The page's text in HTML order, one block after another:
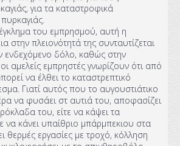
για τα καταστροφικά
του εμπρησμού, αυτή η
στην πλειονότητά της συνταυτίζεται
ενδεχόμενο δόλο, καθώς στην
αμελείς εμπρηστές γνωρίζουν ότι από
να έλθει το καταστρεπτικό
Γιατί αυτός που το αυγουστιάτικο
να φυσάει στ αυτιά του, αποφασίζει
του, είτε να κάψει τα
να κάνει υπαίθριο μπάρμπεκιου στα
θερμές εργασίες με τροχό, κόλληση